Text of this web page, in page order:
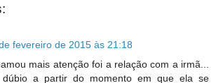
fevereiro de 2015 às 21:18
mais atenção foi a relação com a irmã...
dúbio a partir do momento em que ela se